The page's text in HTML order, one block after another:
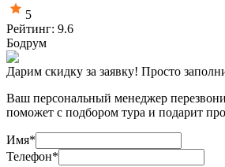
5
Рейтинг: 9.6
Бодрум
Дарим скидку за заявку! Просто
Ваш персональный менеджер
поможет с подбором тура и подарит
Имя*
Телефон*